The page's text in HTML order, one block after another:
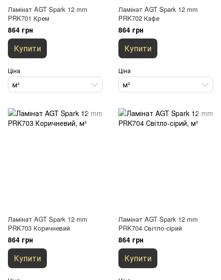
Ламінат AGT Spark 12 mm
PRK701 Крем
864 грн
Купити
Ціна
м²
Ламінат AGT Spark 12 mm
PRK702 Кафе
864 грн
Купити
Ціна
м²
Ламінат AGT Spark 12 mm
PRK703 Коричневий
864 грн
Купити
Ламінат AGT Spark 12 mm
PRK704 Світло-сірий
864 грн
Купити